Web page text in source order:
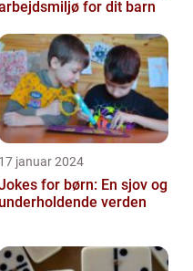
for dit barn
17 januar 2024
for børn: En sjov og
underholdende verden